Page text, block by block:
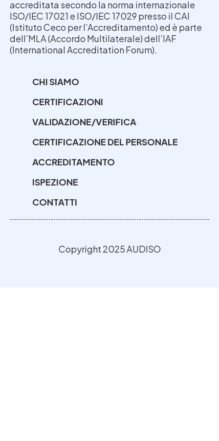
accreditata secondo la norma internazionale
ISO/IEC 17021 e ISO/IEC 17029 presso il CAI
(Istituto Ceco per l’Accreditamento) ed è parte
dell’MLA (Accordo Multilaterale) dell’IAF
(International Accreditation Forum).
CHI SIAMO
CERTIFICAZIONI
VALIDAZIONE/VERIFICA
CERTIFICAZIONE DEL PERSONALE
ACCREDITAMENTO
ISPEZIONE
CONTATTI
Copyright 2025 AUDISO